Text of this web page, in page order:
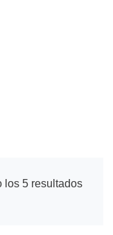
los 5 resultados